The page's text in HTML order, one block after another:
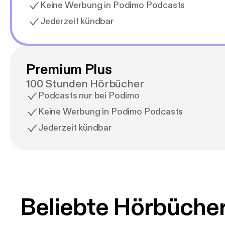
gar nicht
Keine Werbung in Podimo Podcasts
Jederzeit kündbar
Premium Plus
100 Stunden Hörbücher
Podcasts nur bei Podimo
Keine Werbung in Podimo Podcasts
Jederzeit kündbar
Beliebte